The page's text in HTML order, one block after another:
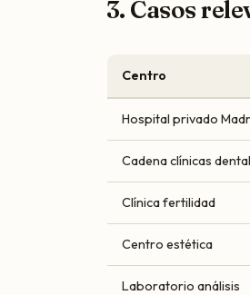
3. Casos
Centro
Hospital privado
Cadena clínicas
Clínica fertilidad
Centro estética
Laboratorio análisis